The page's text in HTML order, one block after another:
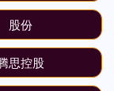
股份
思控股